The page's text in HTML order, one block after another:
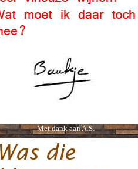
Met dank aan A.S.